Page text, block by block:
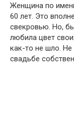
Женщина по
60 лет. Это
свекровью. Но,
любила цвет
как-то не шло. Не
свадьбе